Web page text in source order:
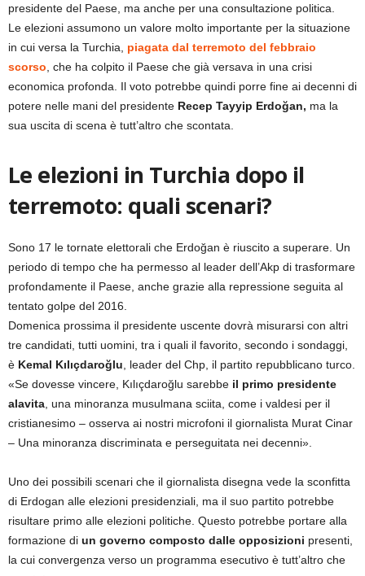
presidente del Paese, ma anche per una consultazione politica.
Le elezioni assumono un valore molto importante per la situazione
in cui versa la Turchia, piagata dal terremoto del febbraio
scorso, che ha colpito il Paese che già versava in una crisi
economica profonda. Il voto potrebbe quindi porre fine ai decenni di
potere nelle mani del presidente Recep Tayyip Erdoğan, ma la
sua uscita di scena è tutt’altro che scontata.
Le elezioni in Turchia dopo il
terremoto: quali scenari?
Sono 17 le tornate elettorali che Erdoğan è riuscito a superare. Un
periodo di tempo che ha permesso al leader dell’Akp di trasformare
profondamente il Paese, anche grazie alla repressione seguita al
tentato golpe del 2016.
Domenica prossima il presidente uscente dovrà misurarsi con altri
tre candidati, tutti uomini, tra i quali il favorito, secondo i sondaggi,
è Kemal Kılıçdaroğlu, leader del Chp, il partito repubblicano turco.
«Se dovesse vincere, Kılıçdaroğlu sarebbe il primo presidente
alavita, una minoranza musulmana sciita, come i valdesi per il
cristianesimo – osserva ai nostri microfoni il giornalista Murat Cinar
– Una minoranza discriminata e perseguitata nei decenni».
Uno dei possibili scenari che il giornalista disegna vede la sconfitta
di Erdogan alle elezioni presidenziali, ma il suo partito potrebbe
risultare primo alle elezioni politiche. Questo potrebbe portare alla
formazione di un governo composto dalle opposizioni presenti,
la cui convergenza verso un programma esecutivo è tutt’altro che